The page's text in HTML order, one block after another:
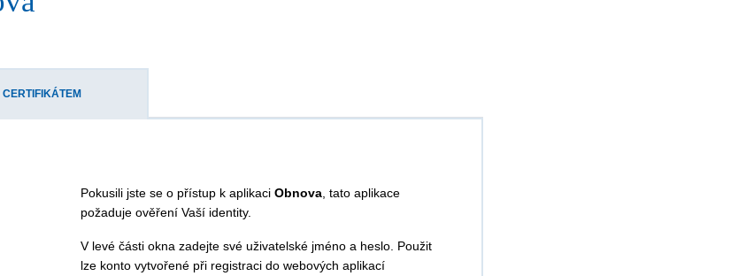
CERTIFIKÁTEM
Pokusili jste se o přístup k aplikaci Obnova , tato aplikace
požaduje ověření Vaší identity.
V levé části okna zadejte své uživatelské jméno a heslo. Použit
lze konto vytvořené při registraci do webových aplikací